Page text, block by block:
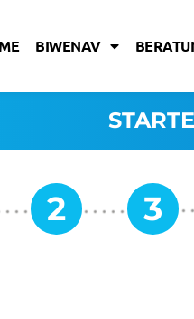
BIWENAV